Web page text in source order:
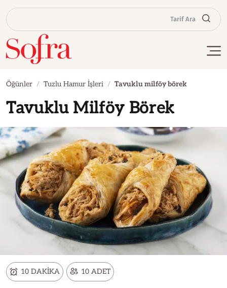
Tarif Ara
Öğünler Tuzlu Hamur İşleri Tavuklu milföy börek
Tavuklu Milföy Börek
10 DAKİKA 10 ADET